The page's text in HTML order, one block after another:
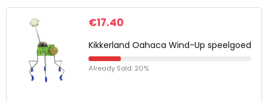
€17.40
Kikkerland Oahaca Wind-Up speelgoed
Already Sold: 20%